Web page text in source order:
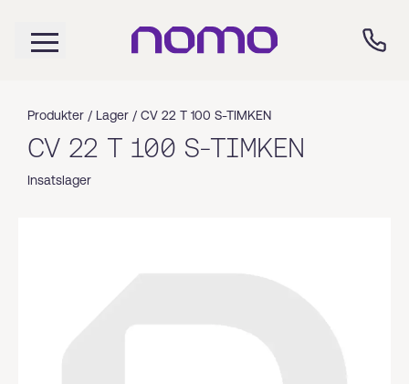
Produkter / Lager / CV 22 T 100 S-TIMKEN
CV 22 T 100 S-TIMKEN
Insatslager